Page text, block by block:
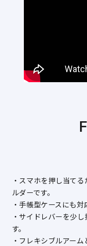
・スマホを押し当て
ルダーです。
・手帳型ケースにも対
・サイドレバーを少
す。
・フレキシブルアー